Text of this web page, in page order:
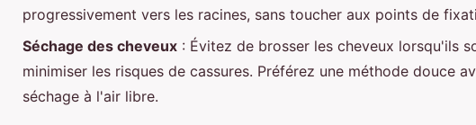
progressivement vers les racines, sans toucher aux points de
Séchage des cheveux : Évitez de brosser les cheveux lorsqu'ils
minimiser les risques de cassures. Préférez une méthode douce
séchage à l'air libre.